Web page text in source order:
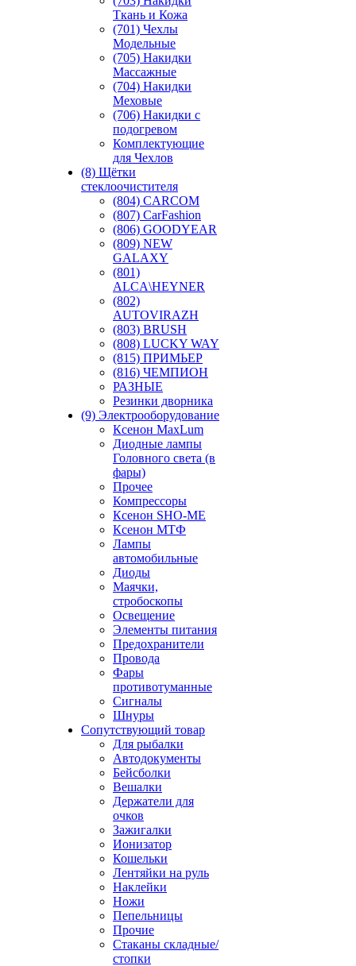
Ткань и Кожа
(701) Чехлы
Модельные
(705) Накидки
Массажные
(704) Накидки
Меховые
(706) Накидки с
подогревом
Комплектующие
для Чехлов
(8) Щётки
стеклоочистителя
(804) CARCOM
(807) CarFashion
(806) GOODYEAR
(809) NEW
GALAXY
(801)
ALCA\HEYNER
(802)
AUTOVIRAZH
(803) BRUSH
(808) LUCKY WAY
(815) ПРИМЬЕР
(816) ЧЕМПИОН
РАЗНЫЕ
Резинки дворника
(9) Электрооборудование
Ксенон MaxLum
Диодные лампы
Головного света (в
фары)
Прочее
Компрессоры
Ксенон SHO-ME
Ксенон МТФ
Лампы
автомобильные
Диоды
Маячки,
стробоскопы
Освещение
Элементы питания
Предохранители
Провода
Фары
противотуманные
Сигналы
Шнуры
Сопутствующий товар
Для рыбалки
Автодокументы
Бейсболки
Вешалки
Держатели для
очков
Зажигалки
Ионизатор
Кошельки
Лентяйки на руль
Наклейки
Ножи
Пепельницы
Прочие
Стаканы складные/
стопки